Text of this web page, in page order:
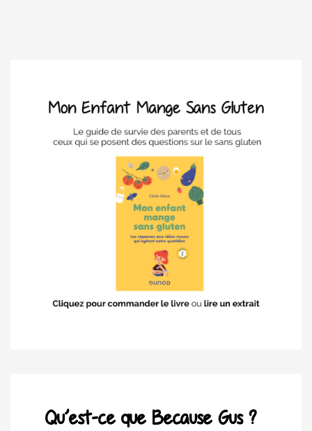
Qu’est-ce que Because Gus ?